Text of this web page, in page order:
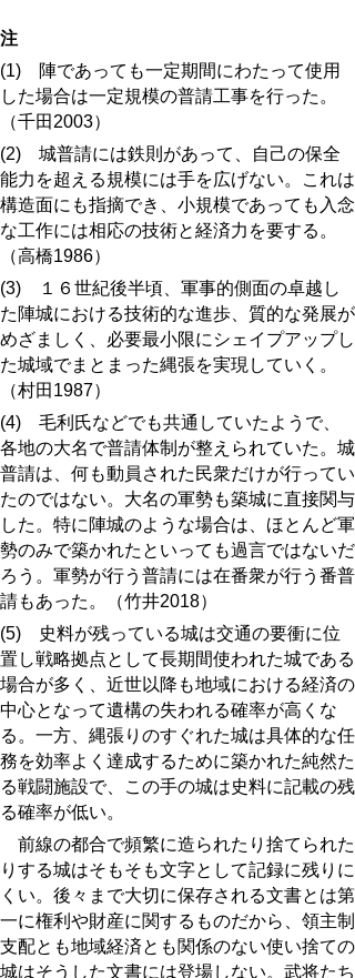
注
(1) 陣であっても一定期間にわたって使用
した場合は一定規模の普請工事を行った。
（千田2003）
(2) 城普請には鉄則があって、自己の保全
能力を超える規模には手を広げない。これは
構造面にも指摘でき、小規模であっても入念
な工作には相応の技術と経済力を要する。
（高橋1986）
(3) １６世紀後半頃、軍事的側面の卓越し
た陣城における技術的な進歩、質的な発展が
めざましく、必要最小限にシェイプアップし
た城域でまとまった縄張を実現していく。
（村田1987）
(4) 毛利氏などでも共通していたようで、
各地の大名で普請体制が整えられていた。城
普請は、何も動員された民衆だけが行ってい
たのではない。大名の軍勢も築城に直接関与
した。特に陣城のような場合は、ほとんど軍
勢のみで築かれたといっても過言ではないだ
ろう。軍勢が行う普請には在番衆が行う番普
請もあった。（竹井2018）
(5) 史料が残っている城は交通の要衝に位
置し戦略拠点として長期間使われた城である
場合が多く、近世以降も地域における経済の
中心となって遺構の失われる確率が高くな
る。一方、縄張りのすぐれた城は具体的な任
務を効率よく達成するために築かれた純然た
る戦闘施設で、この手の城は史料に記載の残
る確率が低い。
前線の都合で頻繁に造られたり捨てられた
りする城はそもそも文字として記録に残りに
くい。後々まで大切に保存される文書とは第
一に権利や財産に関するものだから、領主制
支配とも地域経済とも関係のない使い捨ての
城はそうした文書には登場しない。武将たち